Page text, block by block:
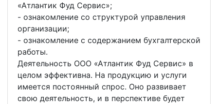
«Атлантик Фуд Сервис»;
- ознакомление со структурой управления
организации;
- ознакомление с содержанием бухгалтерской
работы.
Деятельность ООО «Атлантик Фуд Сервис» в
целом эффективна. На продукцию и услуги
имеется постоянный спрос. Оно развивает
свою деятельность, и в перспективе будет